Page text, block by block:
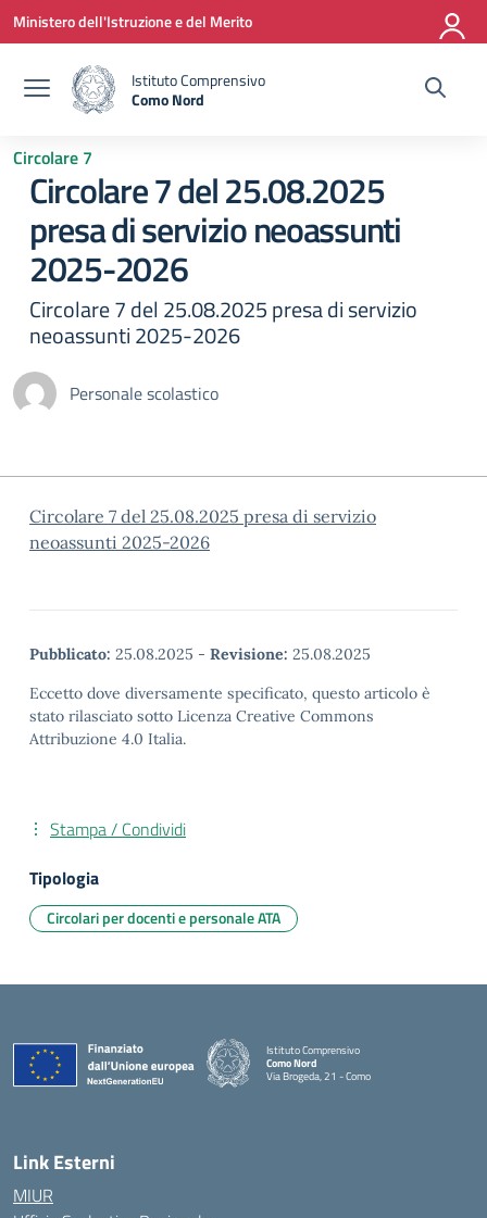
Vai ai contenuti
Vai al menu di navigazione
Vai al footer
Ministero dell'Istruzione e del Merito
Istituto Comprensivo
Como Nord
Circolare 7
Circolare 7 del 25.08.2025
presa di servizio neoassunti
2025-2026
Circolare 7 del 25.08.2025 presa di servizio
neoassunti 2025-2026
Personale scolastico
Circolare 7 del 25.08.2025 presa di servizio
neoassunti 2025-2026
Pubblicato: 25.08.2025 - Revisione: 25.08.2025
Eccetto dove diversamente specificato, questo articolo è
stato rilasciato sotto Licenza Creative Commons
Attribuzione 4.0 Italia.
Stampa / Condividi
Tipologia
Circolari per docenti e personale ATA
Istituto Comprensivo
Como Nord
Via Brogeda, 21 - Como
— Visita la pagina iniziale della scuola
Link Esterni
MIUR